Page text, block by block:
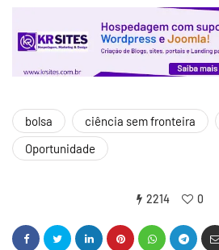
bolsa ciência sem fronteira
Oportunidade
2214 0